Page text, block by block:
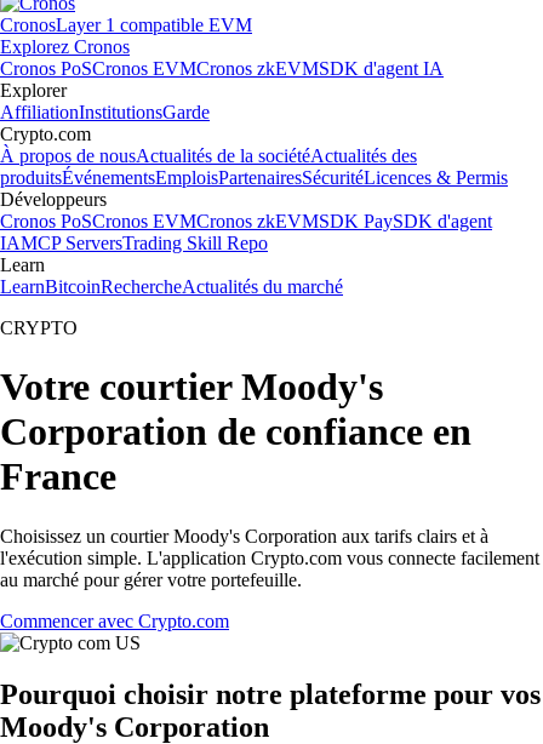
CronosLayer 1 compatible EVM
Explorez Cronos
Cronos PoSCronos EVMCronos zkEVMSDK d'agent IA
Explorer
AffiliationInstitutionsGarde
Crypto.com
À propos de nousActualités de la sociétéActualités des
produitsÉvénementsEmploisPartenairesSécuritéLicences & Permis
Développeurs
Cronos PoSCronos EVMCronos zkEVMSDK PaySDK d'agent
IAMCP ServersTrading Skill Repo
Learn
LearnBitcoinRechercheActualités du marché
CRYPTO
Votre courtier Moody's
Corporation de confiance en
France
Choisissez un courtier Moody's Corporation aux tarifs clairs et à
l'exécution simple. L'application Crypto.com vous connecte facilement
au marché pour gérer votre portefeuille.
Commencer avec Crypto.com
Pourquoi choisir notre plateforme pour vos
Moody's Corporation